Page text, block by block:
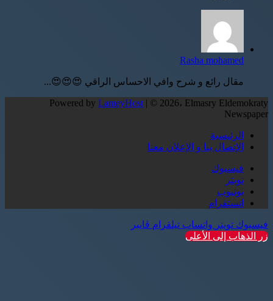
Rasha mohamed
مقال رائع و شرح وافي الاحساس الراقي 😍😍😍...
Powered by LameyHost | © 2026، Elmasry Eldemokraty
Newspaper
الرئيسية
الإتصال بنا و الإعلان معنا
فيسبوك
تويتر
يوتيوب
انستقرام
فيسبوك تويتر واتساب تيلقرام ڤايبر
زر الذهاب إلى الأعلى